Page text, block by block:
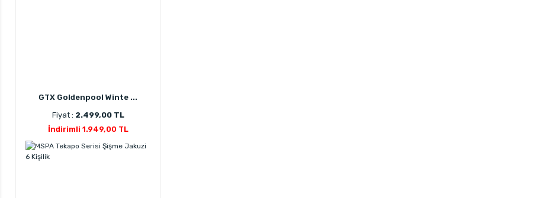
GTX Goldenpool Winte ...
Fiyat : 2.499,00 TL
İndirimli 1.949,00 TL